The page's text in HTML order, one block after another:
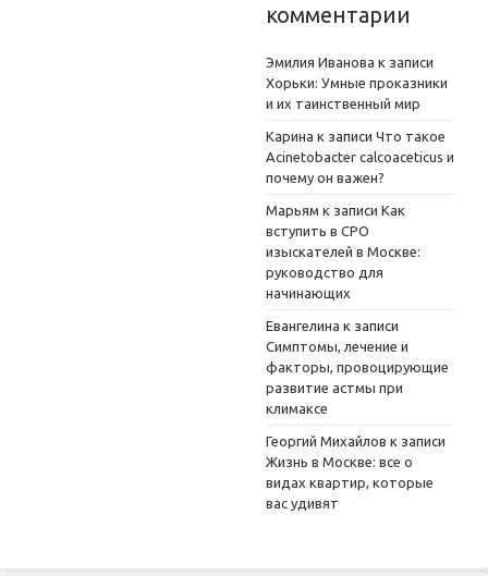
комментарии
Эмилия Иванова к записи
Хорьки: Умные проказники
и их таинственный мир
Карина к записи Что такое
Acinetobacter calcoaceticus и
почему он важен?
Марьям к записи Как
вступить в СРО
изыскателей в Москве:
руководство для
начинающих
Евангелина к записи
Симптомы, лечение и
факторы, провоцирующие
развитие астмы при
климаксе
Георгий Михайлов к записи
Жизнь в Москве: все о
видах квартир, которые
вас удивят